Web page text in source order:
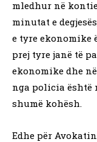
mledhur në
minutat e
e tyre ekonomike
prej tyre janë të
ekonomike dhe
nga policia është
shumë kohësh.
Edhe për